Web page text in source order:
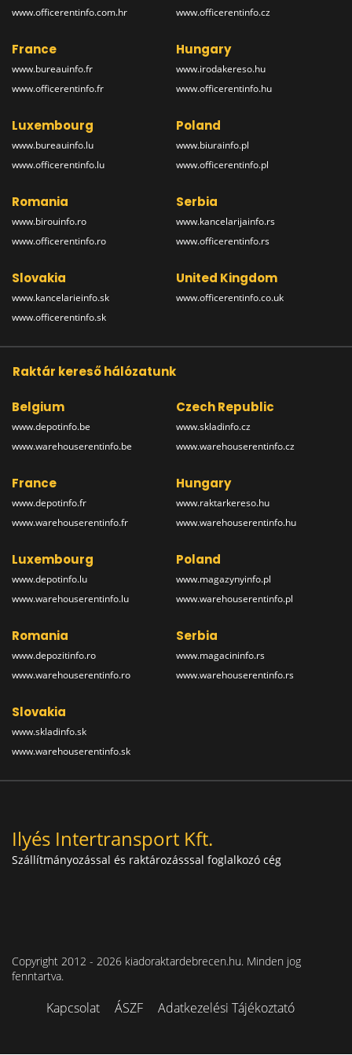
www.officerentinfo.com.hr
www.officerentinfo.cz
France
www.bureauinfo.fr
www.officerentinfo.fr
Hungary
www.irodakereso.hu
www.officerentinfo.hu
Luxembourg
www.bureauinfo.lu
www.officerentinfo.lu
Poland
www.biurainfo.pl
www.officerentinfo.pl
Romania
www.birouinfo.ro
www.officerentinfo.ro
Serbia
www.kancelarijainfo.rs
www.officerentinfo.rs
Slovakia
www.kancelarieinfo.sk
www.officerentinfo.sk
United Kingdom
www.officerentinfo.co.uk
Raktár kereső hálózatunk
Belgium
www.depotinfo.be
www.warehouserentinfo.be
Czech Republic
www.skladinfo.cz
www.warehouserentinfo.cz
France
www.depotinfo.fr
www.warehouserentinfo.fr
Hungary
www.raktarkereso.hu
www.warehouserentinfo.hu
Luxembourg
www.depotinfo.lu
www.warehouserentinfo.lu
Poland
www.magazynyinfo.pl
www.warehouserentinfo.pl
Romania
www.depozitinfo.ro
www.warehouserentinfo.ro
Serbia
www.magacininfo.rs
www.warehouserentinfo.rs
Slovakia
www.skladinfo.sk
www.warehouserentinfo.sk
Ilyés Intertransport Kft.
Szállítmányozással és raktározásssal foglalkozó cég
Copyright 2012 - 2026 kiadoraktardebrecen.hu. Minden jog
fenntartva.
Kapcsolat ÁSZF Adatkezelési Tájékoztató